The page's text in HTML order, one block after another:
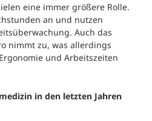
eine immer größere Rolle.
an und nutzen
Auch das
nimmt zu, was allerdings
und Arbeitszeiten
in den letzten Jahren